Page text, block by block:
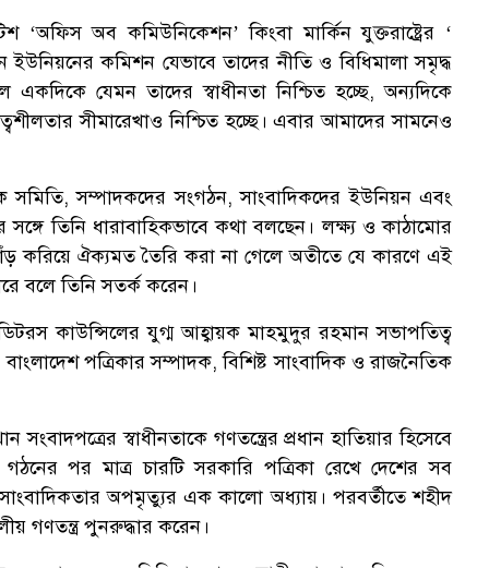
‘অফিস অব কমিউনিকেশন’ কিংবা মার্কিন যুক্তরাষ্ট্রের ‘
কমিশন যেভাবে তাদের নীতি ও বিধিমালা সমৃদ্ধ
যেমন তাদের স্বাধীনতা নিশ্চিত হচ্ছে, অন্যদিকে
সীমারেখাও নিশ্চিত হচ্ছে। এবার আমাদের সামনেও
সম্পাদকদের সংগঠন, সাংবাদিকদের ইউনিয়ন এবং
সঙ্গে তিনি ধারাবাহিকভাবে কথা বলছেন। লক্ষ্য ও কাঠামোর
করিয়ে ঐক্যমত তৈরি করা না গেলে অতীতে যে কারণে এই
বলে তিনি সতর্ক করেন।
কাউন্সিলের যুগ্ম আহ্বায়ক মাহমুদুর রহমান সভাপতিত্ব
পত্রিকার সম্পাদক, বিশিষ্ট সাংবাদিক ও রাজনৈতিক
স্বাধীনতাকে গণতন্ত্রের প্রধান হাতিয়ার হিসেবে
পর মাত্র চারটি সরকারি পত্রিকা রেখে দেশের সব
অপমৃত্যুর এক কালো অধ্যায়। পরবর্তীতে শহীদ
গণতন্ত্র পুনরুদ্ধার করেন।